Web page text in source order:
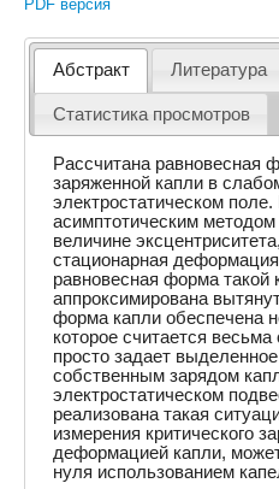
PDF версия
Абстракт Литература
Статистика просмотров
Рассчитана равновесная
заряженной капли в
электростатическом
асимптотическим методом
величине
стационарная
равновесная форма такой
аппроксимирована
форма капли обеспечена
которое считается
просто задаeт
собственным зарядом
электростатическом
реализована такая
измерения критического
деформацией капли,
нуля использованием